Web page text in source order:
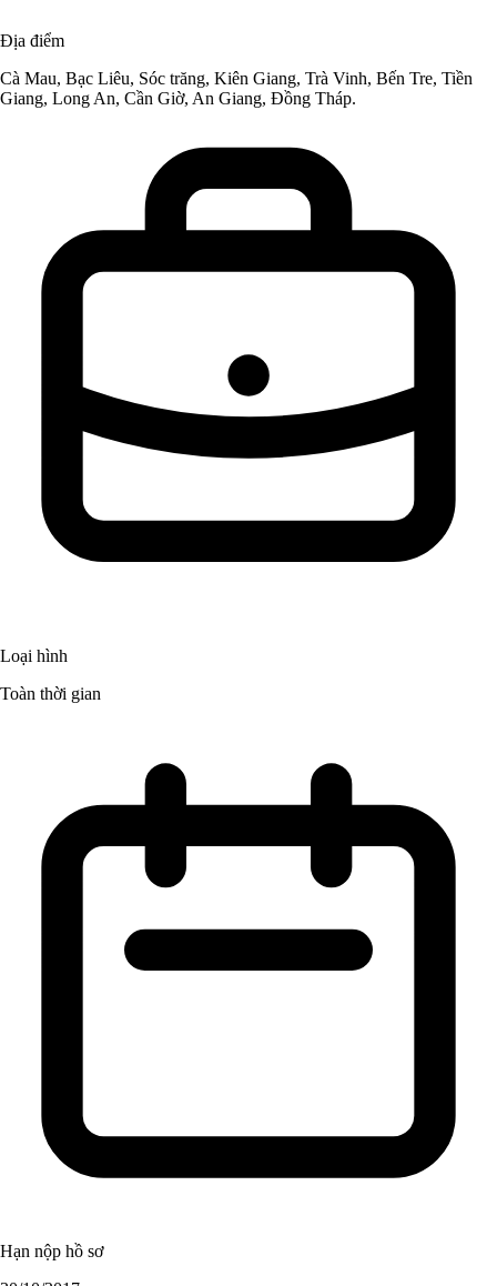
Địa điểm
Cà Mau, Bạc Liêu, Sóc trăng, Kiên Giang, Trà Vinh, Bến Tre, Tiền
Giang, Long An, Cần Giờ, An Giang, Đồng Tháp.
Loại hình
Toàn thời gian
Hạn nộp hồ sơ